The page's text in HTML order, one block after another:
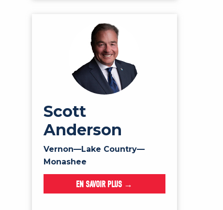
Scott
Anderson
Vernon—Lake Country—
Monashee
EN SAVOIR PLUS →